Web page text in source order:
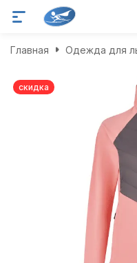
Главная Одежда для
скидка